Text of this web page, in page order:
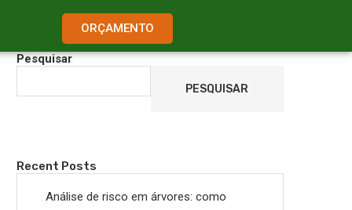
ORÇAMENTO
Pesquisar
PESQUISAR
Recent Posts
Análise de risco em árvores: como